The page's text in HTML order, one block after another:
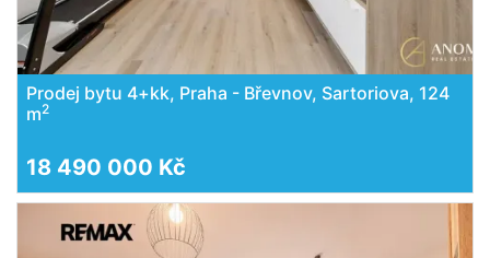
Prodej bytu 4+kk, Praha - Břevnov, Sartoriova, 124
m2
18 490 000 Kč